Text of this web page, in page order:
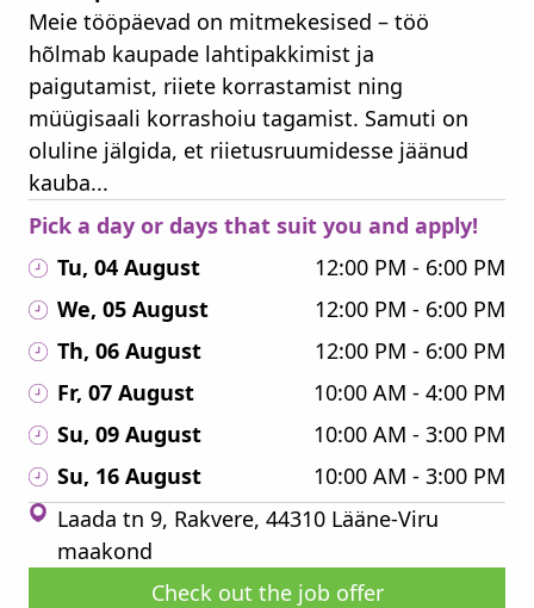
Meie tööpäevad on mitmekesised – töö
hõlmab kaupade lahtipakkimist ja
paigutamist, riiete korrastamist ning
müügisaali korrashoiu tagamist. Samuti on
oluline jälgida, et riietusruumidesse jäänud
kauba...
Pick a day or days that suit you and apply!
Tu, 04 August
12:00 PM - 6:00 PM
We, 05 August
12:00 PM - 6:00 PM
Th, 06 August
12:00 PM - 6:00 PM
Fr, 07 August
10:00 AM - 4:00 PM
Su, 09 August
10:00 AM - 3:00 PM
Su, 16 August
10:00 AM - 3:00 PM
Laada tn 9, Rakvere, 44310 Lääne-Viru
maakond
Check out the job offer